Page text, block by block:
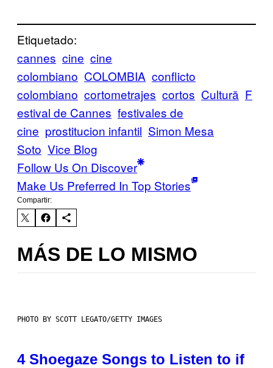
Etiquetado:
cannes cine cine
colombiano COLOMBIA conflicto
colombiano cortometrajes cortos Cultură F
estival de Cannes festivales de
cine prostitucion infantil Simon Mesa
Soto Vice Blog
Follow Us On Discover
Make Us Preferred In Top Stories
Compartir:
MÁS DE LO MISMO
PHOTO BY SCOTT LEGATO/GETTY IMAGES
4 Shoegaze Songs to Listen to if